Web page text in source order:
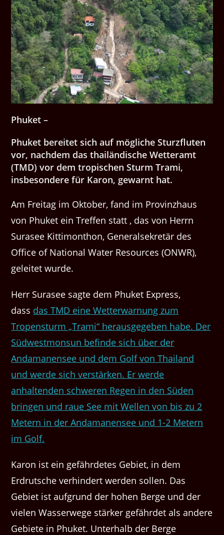
Phuket –
Phuket bereitet sich auf mögliche Sturzfluten
vor, nachdem das thailändische Wetteramt
(TMD) vor dem tropischen Sturm Trami,
insbesondere für Karon, gewarnt hat.
Am Freitag im Oktober, fand im Provinzhaus
von Phuket ein Treffen statt , das von Herrn
Surasee Kittimonthon, Generalsekretär des
Office of National Water Resources (ONWR),
geleitet wurde.
Herr Surasee sagte dem Phuket Express,
dass das TMD eine Wetterwarnung zum
Tropensturm „Trami“ herausgegeben habe. Der
Südwestmonsun befinde sich über der
Andamanensee und dem Golf von Thailand
und werde sich verstärken. Er werde
anhaltenden schweren Regen in den Süden
bringen und raue See mit Wellen von bis zu 2
Metern in der Andamanensee und 1-2 Metern
im Golf.
Karon ist ein gefährdetes Gebiet, in dem
Erdrutsche verhindert werden sollen. Das
Gebiet ist aufgrund der hohen Berge und der
vielen Wasserwege stärker gefährdet als andere
Gebiete in Phuket. Unterhalb der Berge